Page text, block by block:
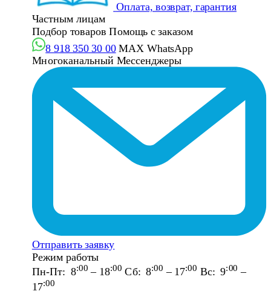
Оплата, возврат, гарантия
Частным лицам
Подбор товаров Помощь с заказом
8 918 350 30 00 MAX WhatsApp
Многоканальный Мессенджеры
Отправить заявку
Режим работы
Пн-Пт: 8:00 – 18:00 Сб: 8:00 – 17:00 Вс: 9:00 –
17:00